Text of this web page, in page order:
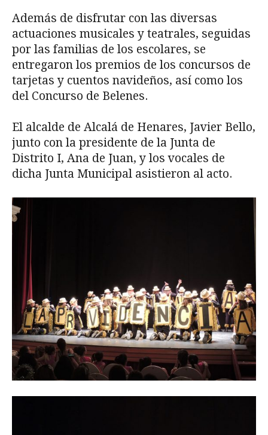
Además de disfrutar con las diversas
actuaciones musicales y teatrales, seguidas
por las familias de los escolares, se
entregaron los premios de los concursos de
tarjetas y cuentos navideños, así como los
del Concurso de Belenes.
El alcalde de Alcalá de Henares, Javier Bello,
junto con la presidente de la Junta de
Distrito I, Ana de Juan, y los vocales de
dicha Junta Municipal asistieron al acto.